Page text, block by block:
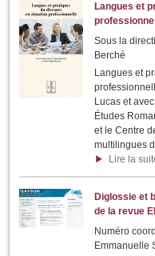
Langues et
Sous la
Berché
Langues et
Lucas et
Études
et le Centre
multilingues
Lire la
Diglossie et
de la revue
Numéro
Emmanuelle